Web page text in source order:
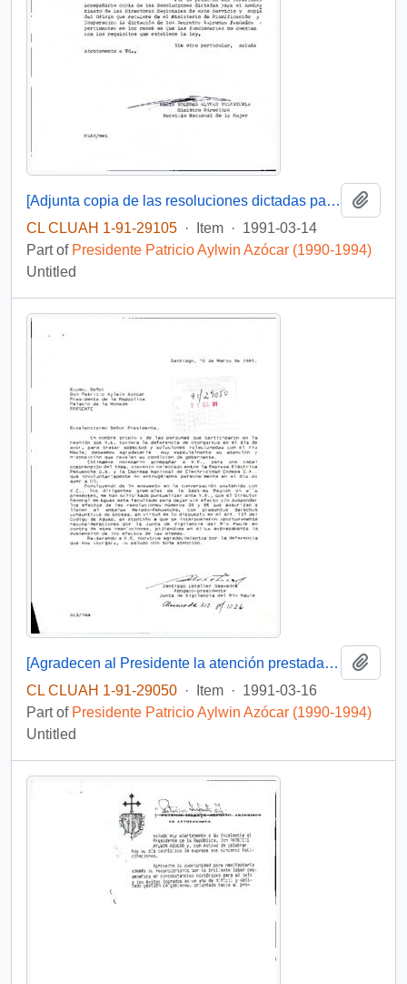
[Adjunta copia de las resoluciones dictadas para el nombramiento de las Directoras Regionales del Servicio Nacional de la Mujer]
CL CLUAH 1-91-29105 · Item · 1991-03-14
Part of Presidente Patricio Aylwin Azócar (1990-1994)
Untitled
[Agradecen al Presidente la atención prestada a su caso]
CL CLUAH 1-91-29050 · Item · 1991-03-16
Part of Presidente Patricio Aylwin Azócar (1990-1994)
Untitled